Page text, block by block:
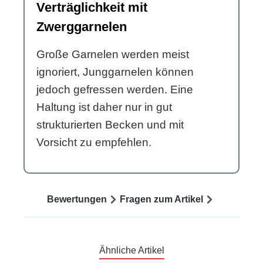
Verträglichkeit mit
Zwerggarnelen
Große Garnelen werden meist
ignoriert, Junggarnelen können
jedoch gefressen werden. Eine
Haltung ist daher nur in gut
strukturierten Becken und mit
Vorsicht zu empfehlen.
Bewertungen Fragen zum Artikel
Ähnliche Artikel